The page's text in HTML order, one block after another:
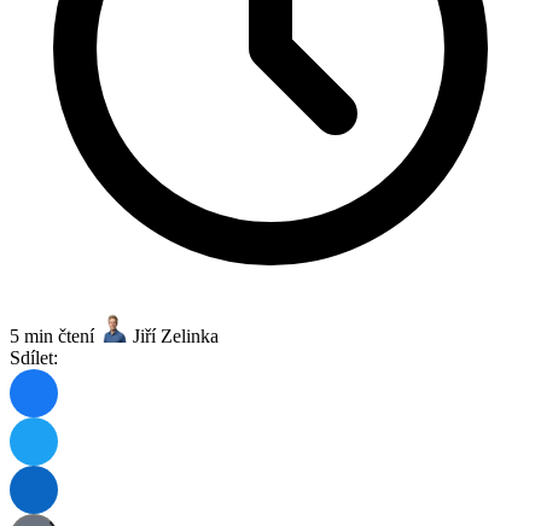
5 min čtení
Jiří Zelinka
Sdílet: